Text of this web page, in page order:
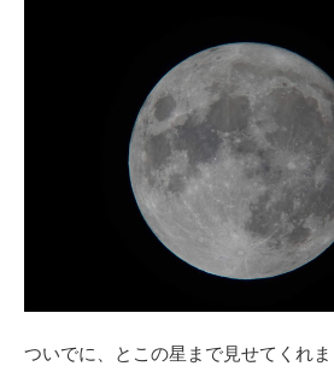
ついでに、とこの星まで見せてくれま